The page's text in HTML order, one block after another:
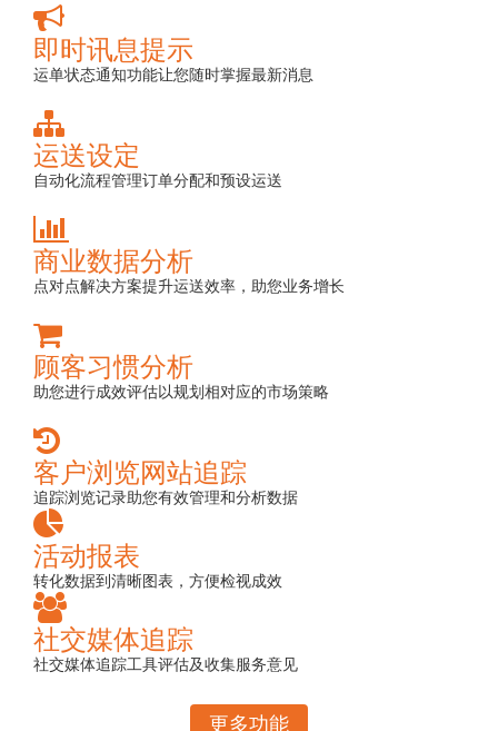
即时讯息提示
运单状态通知功能让您随时掌握最新消息
运送设定
自动化流程管理订单分配和预设运送
商业数据分析
点对点解决方案提升运送效率，助您业务增长
顾客习惯分析
助您进行成效评估以规划相对应的市场策略
客户浏览网站追踪
追踪浏览记录助您有效管理和分析数据
活动报表
转化数据到清晰图表，方便检视成效
社交媒体追踪
社交媒体追踪工具评估及收集服务意见
更多功能